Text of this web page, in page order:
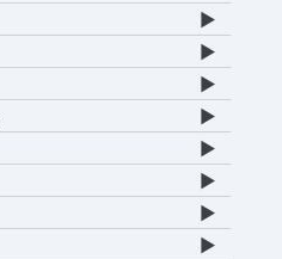
▶️
▶️
▶️
▶️
▶️
▶️
▶️
▶️